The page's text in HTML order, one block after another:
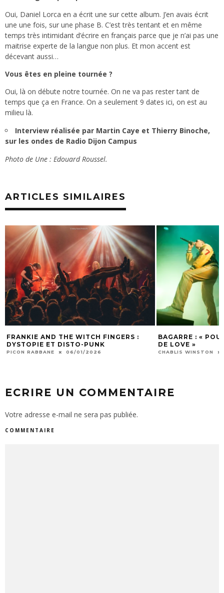
Oui, Daniel Lorca en a écrit une sur cette album. J’en avais écrit
une une fois, sur une phase B. C’est très tentant et en même
temps très intimidant d’écrire en français parce que je n’ai pas une
maitrise experte de la langue non plus. Et mon accent est
décevant aussi…
Vous êtes en pleine tournée ?
Oui, là on débute notre tournée. On ne va pas rester tant de
temps que ça en France. On a seulement 9 dates ici, on est au
milieu là.
Interview réalisée par Martin Caye et Thierry Binoche,
sur les ondes de Radio Dijon Campus
Photo de Une : Edouard Roussel.
ARTICLES SIMILAIRES
FRANKIE AND THE WITCH FINGERS :
DYSTOPIE ET DISTO-PUNK
PICON RABBANE 06/01/2026
BAGARRE : «
DE LOVE »
CHABLIS WINSTON
ECRIRE UN COMMENTAIRE
Votre adresse e-mail ne sera pas publiée.
COMMENTAIRE